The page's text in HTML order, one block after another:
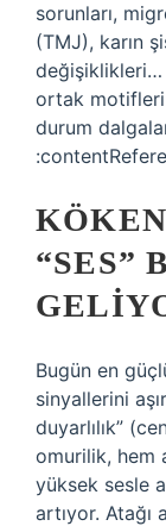
sorunları,
(TMJ), karın
değişiklikleri…
ortak motifleri
durum
“SES”
Bugün en
sinyallerini
duyarlılık”
omurilik, hem
yüksek sesle
artıyor. Atağı